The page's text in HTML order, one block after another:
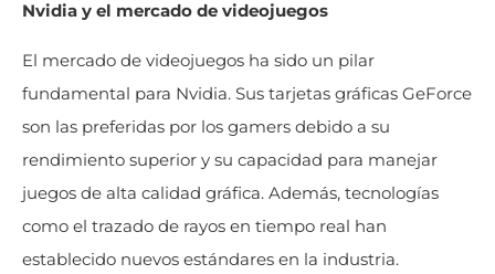
Nvidia y el mercado de videojuegos
El mercado de videojuegos ha sido un pilar
fundamental para Nvidia. Sus tarjetas gráficas GeForce
son las preferidas por los gamers debido a su
rendimiento superior y su capacidad para manejar
juegos de alta calidad gráfica. Además, tecnologías
como el trazado de rayos en tiempo real han
establecido nuevos estándares en la industria.